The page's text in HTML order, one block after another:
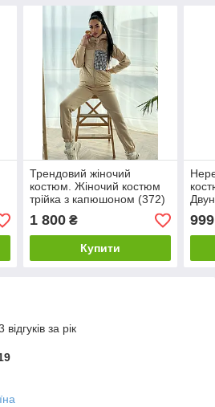
Трендовий жіночий
костюм. Жіночий костюм
трійка з капюшоном (372)
1 800₴
Купити
999
за рік